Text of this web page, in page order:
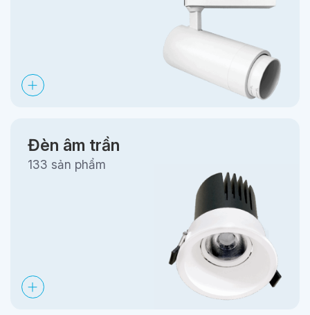
Đèn âm trần
133 sản phẩm